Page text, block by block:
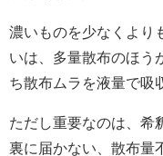
濃いものを少なくより
いは、多量散布のほう
ち散布ムラを液量で吸
ただし重要なのは、希
裏に届かない、散布量